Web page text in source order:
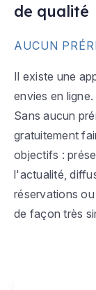
de qualité
AUCUN
Il existe une
envies en ligne.
Sans aucun
gratuitement
objectifs :
l'actualité,
réservations
de façon très